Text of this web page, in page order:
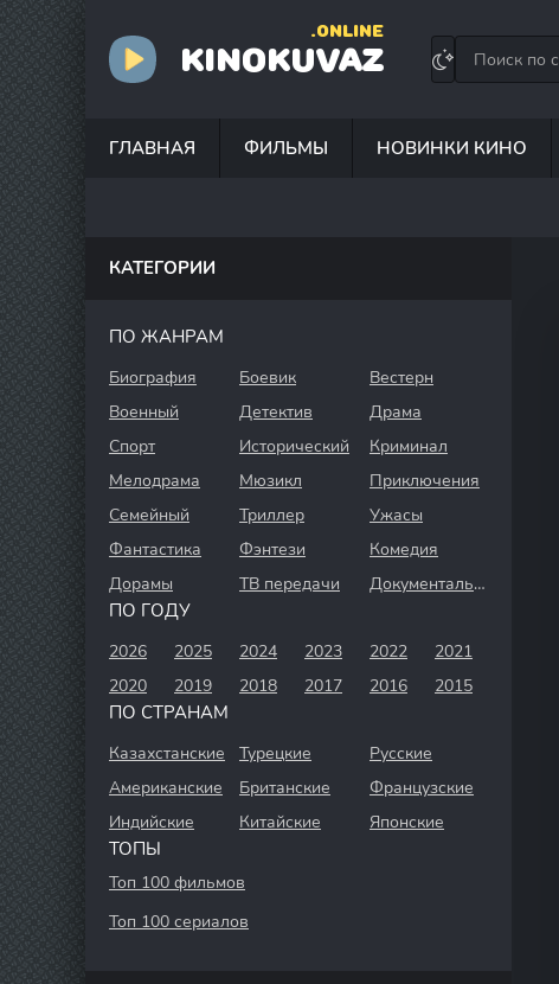
KINOKUVAZ
.ONLINE
ГЛАВНАЯ ФИЛЬМЫ НОВИНКИ КИНО
КАТЕГОРИИ
ПО ЖАНРАМ
Биография Боевик
Вестерн
Военный
Детектив
Драма
Спорт
Исторический
Криминал
Мелодрама
Мюзикл
Приключения
Семейный
Триллер
Ужасы
Фантастика
Фэнтези
Комедия
Дорамы
ТВ передачи Документальный
ПО ГОДУ
2026 2025 2024 2023 2022
2021
2020
2019 2018 2017 2016 2015
ПО СТРАНАМ
Казахстанские Турецкие
Русские
Американские
Британские
Французские
Индийские
Китайские Японские
ТОПЫ
Топ 100 фильмов
Топ 100 сериалов